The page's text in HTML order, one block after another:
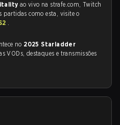
ao vivo na strafe.com, Twitch
partidas como esta, visite o
.
no 2025 Starladder
VODs, destaques e transmissões